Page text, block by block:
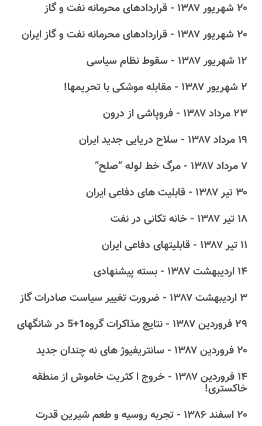
۲۰ شهریور ۱۳۸۷ - قراردادهای محرمانه نفت و گاز
۲۰ شهریور ۱۳۸۷ - قراردادهای محرمانه نفت و گاز ایران
۱۲ شهریور ۱۳۸۷ - سقوط نظام سیاسی
۲ شهریور ۱۳۸۷ - مقابله موشکی با تحریمها!
۲۳ مرداد ۱۳۸۷ - فروپاشی از درون
۱۹ مرداد ۱۳۸۷ - سلاح دریایی جدید ایران
۷ مرداد ۱۳۸۷ - مرگ خط لوله “صلح”
۳۰ تیر ۱۳۸۷ - قابلیت‎ ‎های دفاعی ایران
۱۸ تیر ۱۳۸۷ - خانه تکانی در نفت
۱۱ تیر ۱۳۸۷ - قابلیتهای دفاعی ایران
۱۴ اردیبهشت ۱۳۸۷ - بسته پیشنهادی
۳ اردیبهشت ۱۳۸۷ - ضرورت تغییر سیاست صادرات گاز
۲۹ فروردین ۱۳۸۷ - نتایج مذاکرات گروه1+5 در شانگهای
۲۰ فروردین ۱۳۸۷ - سانتریفیوژ های نه چندان جدید
۱۴ فروردین ۱۳۸۷ - خروج ا کثریت خاموش از منطقه
خاکستری!
۲۰ اسفند ۱۳۸۶ - تجربه روسیه و طعم شیرین قدرت